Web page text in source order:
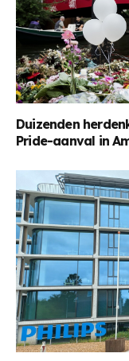
Duizenden
Pride-aanval in